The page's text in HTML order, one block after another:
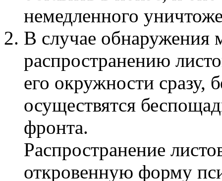
немедленного
В случае обнаружения
распространению
его окружности сразу,
осуществятся
фронта.
Распространение
откровенную форму